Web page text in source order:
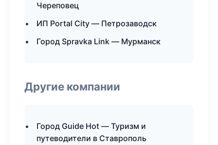
Череповец
ИП Portal City — Петрозаводск
Город Spravka Link — Мурманск
Другие компании
Город Guide Hot — Туризм и
путеводители в Ставрополь